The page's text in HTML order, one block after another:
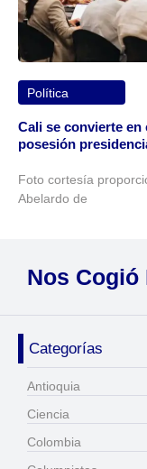
Política
Cali se convierte
posesión
Foto cortesía
Abelardo de
Nos Cogió
Categorías
Antioquia
Ciencia
Colombia